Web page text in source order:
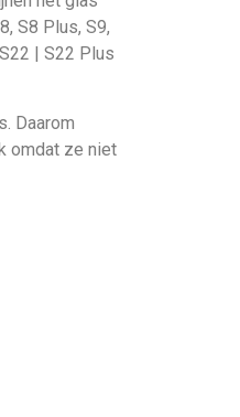
S8 Plus, S9,
| S22 Plus
Daarom
omdat ze niet